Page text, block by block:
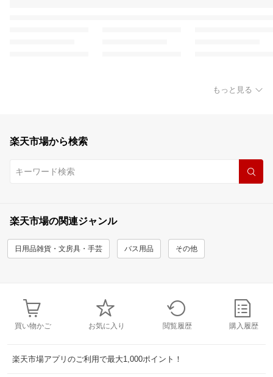
もっと見る
楽天市場から検索
楽天市場の関連ジャンル
日用品雑貨・文房具・手芸 バス用品 その他
買い物かご お気に入り 閲覧履歴 購入履歴
楽天市場アプリのご利用で最大1,000ポイント！